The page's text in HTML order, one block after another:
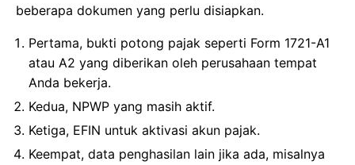
beberapa dokumen yang perlu disiapkan.
Pertama, bukti potong pajak seperti Form 1721-A1
atau A2 yang diberikan oleh perusahaan tempat
Anda bekerja.
Kedua, NPWP yang masih aktif.
Ketiga, EFIN untuk aktivasi akun pajak.
Keempat, data penghasilan lain jika ada, misalnya